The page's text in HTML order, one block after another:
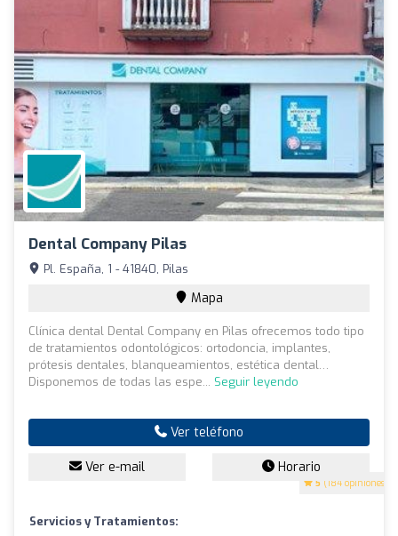
Dental Company Pilas
5 (184 opiniones)
Pl. España, 1 - 41840, Pilas
Mapa
Clínica dental Dental Company en Pilas ofrecemos todo tipo
de tratamientos odontológicos: ortodoncia, implantes,
prótesis dentales, blanqueamientos, estética dental…
Disponemos de todas las espe... Seguir leyendo
Ver teléfono
Ver e-mail Horario
Servicios y Tratamientos: